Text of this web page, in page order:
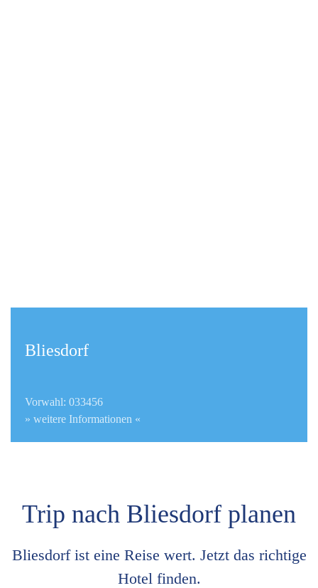
Bliesdorf
Vorwahl: 033456
» weitere Informationen «
Trip nach Bliesdorf planen
Bliesdorf ist eine Reise wert. Jetzt das richtige
Hotel finden.